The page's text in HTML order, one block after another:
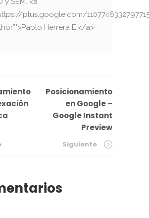
plus.google.com/
Herrera E.</a>
Posicionamiento
en Google –
Google Instant
Preview
Siguiente